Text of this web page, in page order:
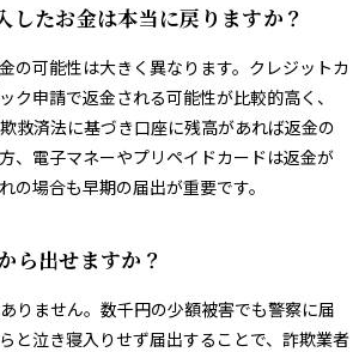
したお金は本当に戻りますか？
の可能性は大きく異なります。クレジットカ
ク申請で返金される可能性が比較的高く、
救済法に基づき口座に残高があれば返金の
、電子マネーやプリペイドカードは返金が
の場合も早期の届出が重要です。
ら出せますか？
りません。数千円の少額被害でも警察に届
と泣き寝入りせず届出することで、詐欺業者